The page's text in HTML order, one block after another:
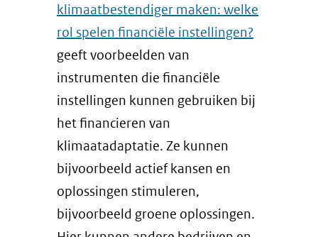
klimaatbestendiger maken: welke
rol spelen financiële instellingen?
geeft voorbeelden van
instrumenten die financiële
instellingen kunnen gebruiken bij
het financieren van
klimaatadaptatie. Ze kunnen
bijvoorbeeld actief kansen en
oplossingen stimuleren,
bijvoorbeeld groene oplossingen.